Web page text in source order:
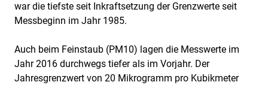
war die tiefste seit Inkraftsetzung der Grenzwerte seit
Messbeginn im Jahr 1985.
Auch beim Feinstaub (PM10) lagen die Messwerte im
Jahr 2016 durchwegs tiefer als im Vorjahr. Der
Jahresgrenzwert von 20 Mikrogramm pro Kubikmeter